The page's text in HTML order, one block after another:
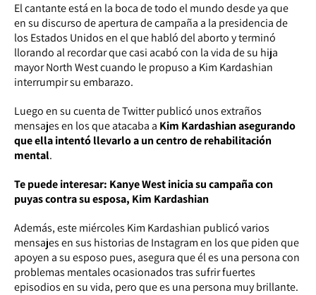
El cantante está en la boca de todo el mundo desde ya que
en su discurso de apertura de campaña a la presidencia de
los Estados Unidos en el que habló del aborto y terminó
llorando al recordar que casi acabó con la vida de su hija
mayor North West cuando le propuso a Kim Kardashian
interrumpir su embarazo.
Luego en su cuenta de Twitter publicó unos extraños
mensajes en los que atacaba a Kim Kardashian asegurando
que ella intentó llevarlo a un centro de rehabilitación
mental.
Te puede interesar: Kanye West inicia su campaña con
puyas contra su esposa, Kim Kardashian
Además, este miércoles Kim Kardashian publicó varios
mensajes en sus historias de Instagram en los que piden que
apoyen a su esposo pues, asegura que él es una persona con
problemas mentales ocasionados tras sufrir fuertes
episodios en su vida, pero que es una persona muy brillante.